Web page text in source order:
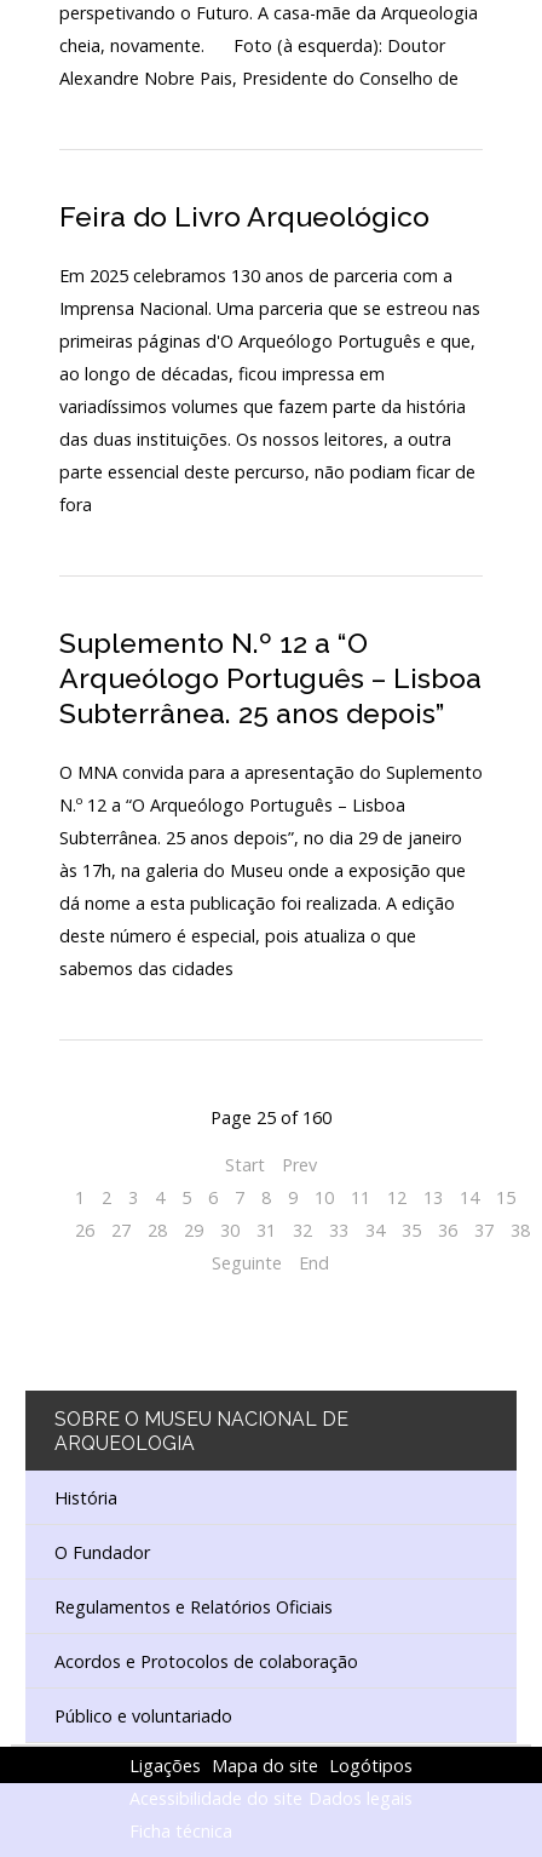
Início
EXTERNA
ANOS
Exposições
Cooperação
Serviços
perspetivando o Futuro. A casa-mãe da Arqueologia
cheia, novamente. Foto (à esquerda): Doutor
Alexandre Nobre Pais, Presidente do Conselho de
Feira do Livro Arqueológico
Em 2025 celebramos 130 anos de parceria com a
Imprensa Nacional. Uma parceria que se estreou nas
primeiras páginas d'O Arqueólogo Português e que,
ao longo de décadas, ficou impressa em
variadíssimos volumes que fazem parte da história
das duas instituições. Os nossos leitores, a outra
parte essencial deste percurso, não podiam ficar de
fora
Suplemento N.º 12 a “O
Arqueólogo Português – Lisboa
Subterrânea. 25 anos depois”
O MNA convida para a apresentação do Suplemento
N.º 12 a “O Arqueólogo Português – Lisboa
Subterrânea. 25 anos depois”, no dia 29 de janeiro
às 17h, na galeria do Museu onde a exposição que
dá nome a esta publicação foi realizada. A edição
deste número é especial, pois atualiza o que
sabemos das cidades
Page 25 of 160
Start
Prev
1
2 3 4 5 6 7 8 9 10 11 12 13 14 15
26
27 28 29 30 31 32 33 34 35 36 37
38
Seguinte
End
SOBRE O MUSEU NACIONAL DE
ARQUEOLOGIA
História
O Fundador
Regulamentos e Relatórios Oficiais
Acordos e Protocolos de colaboração
Público e voluntariado
Ligações Mapa do site Logótipos
Acessibilidade do site Dados legais
Ficha técnica